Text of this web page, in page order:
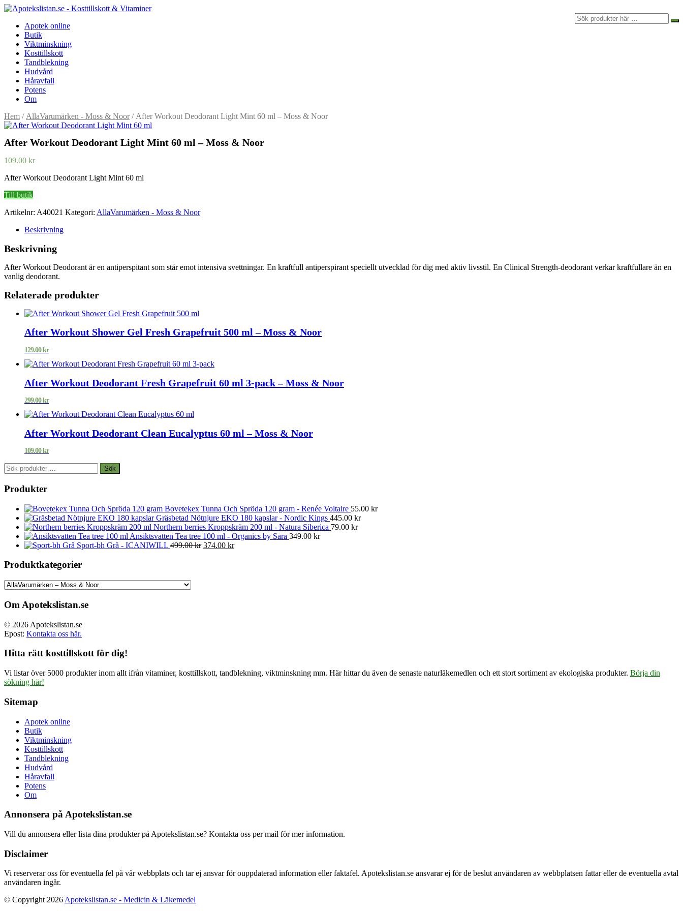
Apotek online
Butik
Viktminskning
Kosttillskott
Tandblekning
Hudvård
Håravfall
Potens
Om
Hem / AllaVarumärken - Moss & Noor/ After Workout Deodorant Light Mint 60 ml – Moss & Noor
After Workout Deodorant Light Mint 60 ml – Moss & Noor
109.00 kr
After Workout Deodorant Light Mint 60 ml
Till butik
Artikelnr: A40021 Kategori: AllaVarumärken - Moss & Noor
Beskrivning
Beskrivning
After Workout Deodorant är en antiperspitant som står emot intensiva svettningar. En kraftfull antiperspirant speciellt utvecklad för dig med aktiv livsstil. En Clinical Strength-deodorant verkar kraftfullare än en
vanlig deodorant.
Relaterade produkter
After Workout Shower Gel Fresh Grapefruit 500 ml – Moss & Noor
129.00kr
After Workout Deodorant Fresh Grapefruit 60 ml 3-pack – Moss & Noor
299.00kr
After Workout Deodorant Clean Eucalyptus 60 ml – Moss & Noor
109.00kr
Sök
efter:
Sök
Produkter
Bovetekex Tunna Och Spröda 120 gram - Renée Voltaire 55.00 kr
Gräsbetad Nötnjure EKO 180 kapslar - Nordic Kings 445.00 kr
Northern berries Kroppskräm 200 ml - Natura Siberica 79.00 kr
Ansiktsvatten Tea tree 100 ml - Organics by Sara 349.00 kr
Sport-bh Grå - ICANIWILL 499.00kr Det
374.00 krDet
Produktkategorier
Om Apotekslistan.se
© 2026 Apotekslistan.se
Epost: Kontakta oss här.
Hitta rätt kosttillskott för dig!
Vi listar över 5000 produkter inom allt ifrån vitaminer, kosttillskott, tandblekning, viktminskning mm. Här hittar du även de senaste naturläkemedlen och ett stort sortiment av ekologiska produkter. Börja din
sökning här!
Sitemap
Apotek online
Butik
Viktminskning
Kosttillskott
Tandblekning
Hudvård
Håravfall
Potens
Om
Annonsera på Apotekslistan.se
Vill du annonsera eller lista dina produkter på Apotekslistan.se? Kontakta oss per mail för mer information.
Disclaimer
Vi reserverar oss för eventuella fel på vår webbplats och tar ej ansvar för ouppdaterad information eller faktafel. Apotekslistan.se ansvarar ej för de beslut användaren av webbplatsen fattar eller de eventuella avtal
användaren ingår.
© Copyright 2026 Apotekslistan.se - Medicin & Läkemedel